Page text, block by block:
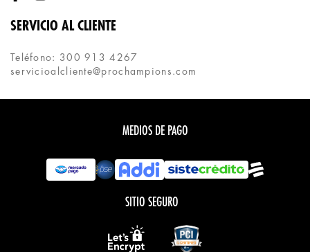
SERVICIO AL CLIENTE
Teléfono: 300 913 4267
servicioalcliente@prochampions.com
MEDIOS DE PAGO
SITIO SEGURO